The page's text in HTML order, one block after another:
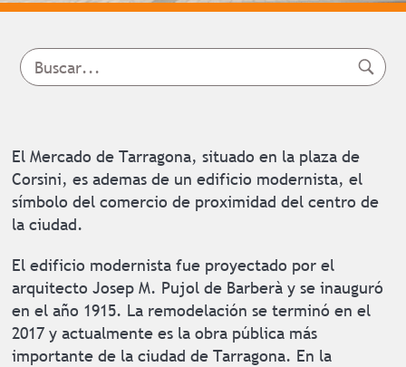
El Mercado de Tarragona, situado en la plaza de
Corsini, es ademas de un edificio modernista, el
símbolo del comercio de proximidad del centro de
la ciudad.
El edificio modernista fue proyectado por el
arquitecto Josep M. Pujol de Barberà y se inauguró
en el año 1915. La remodelación se terminó en el
2017 y actualmente es la obra pública más
importante de la ciudad de Tarragona. En la